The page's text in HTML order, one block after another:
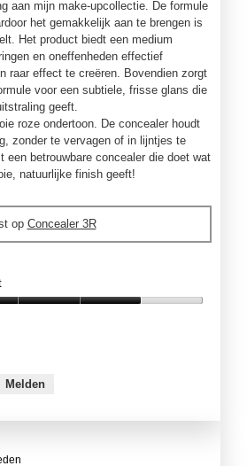
aan mijn make-upcollectie. De formule
het gemakkelijk aan te brengen is
Het product biedt een medium
en oneffenheden effectief
raar effect te creëren. Bovendien zorgt
voor een subtiele, frisse glans die
geeft.
roze ondertoon. De concealer houdt
zonder te vervagen of in lijntjes te
een betrouwbare concealer die doet wat
natuurlijke finish geeft!
op Concealer 3R
Melden